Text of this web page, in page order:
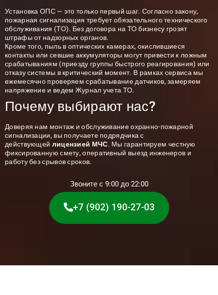
Установка ОПС — это только первый шаг. Согласно закону,
пожарная сигнализация требует обязательного технического
обслуживания (ТО). Без договора на ТО бизнесу грозят
штрафы от надзорных органов.
Кроме того, пыль в оптических камерах, окислившиеся
контакты или севшие аккумуляторы могут привести к ложным
срабатываниям (приезду группы быстрого реагирования) или
отказу системы в критический момент. В рамках сервиса мы
ежемесячно проверяем срабатывание датчиков, замеряем
напряжение и ведем Журнал учета ТО.
Почему выбирают нас?
Доверяя нам монтаж и обслуживание охранно-пожарной
сигнализации, вы получаете подрядчика с
действующей лицензией МЧС. Мы гарантируем честную
фиксированную смету, оперативный выезд инженеров и
работу без срывов сроков.
Звоните с 9:00 до 22:00
+7 (902) 190-27-03